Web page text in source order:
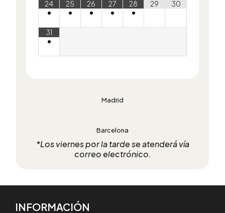
Madrid
Barcelona
24
•
25
•
26
•
27
•
28
•
29 30
31
•
*Los viernes por la tarde se atenderá vía
correo electrónico.
INFORMACIÓN